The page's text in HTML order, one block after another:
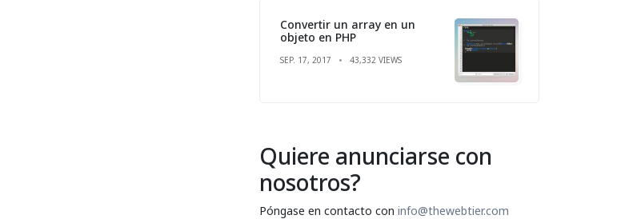
Convertir un array en un
objeto en PHP
SEP. 17, 2017 43,332 VIEWS
Quiere anunciarse con
nosotros?
Póngase en contacto con info@thewebtier.com